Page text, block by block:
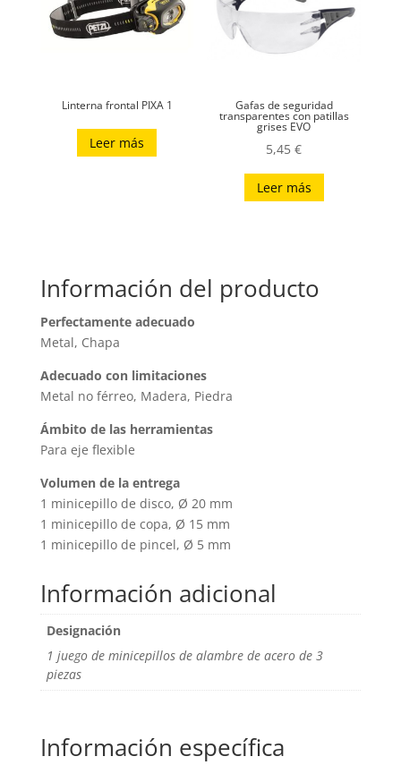
Linterna frontal PIXA 1
Leer más
Gafas de seguridad
transparentes con patillas
grises EVO
5,45€
Leer más
Información del producto
Perfectamente adecuado
Metal, Chapa
Adecuado con limitaciones
Metal no férreo, Madera, Piedra
Ámbito de las herramientas
Para eje flexible
Volumen de la entrega
1 minicepillo de disco, Ø 20 mm
1 minicepillo de copa, Ø 15 mm
1 minicepillo de pincel, Ø 5 mm
Información adicional
Designación
1 juego de minicepillos de alambre de acero de 3
piezas
Información específica